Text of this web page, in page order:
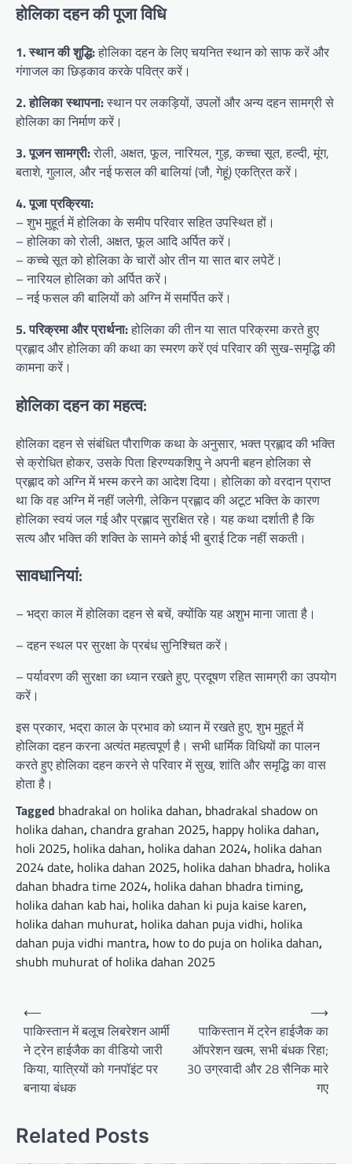
होलिका दहन की पूजा विधि
1. स्थान की शुद्धि:होलिका दहन के लिए चयनित स्थान को साफ करें और
गंगाजल का छिड़काव करके पवित्र करें।
2. होलिका स्थापना:स्थान पर लकड़ियों, उपलों और अन्य दहन सामग्री से
होलिका का निर्माण करें।
3. पूजन सामग्री:रोली, अक्षत, फूल, नारियल, गुड़, कच्चा सूत, हल्दी, मूंग,
बताशे, गुलाल, और नई फसल की बालियां (जौ, गेहूं) एकत्रित करें।
4. पूजा प्रक्रिया:
– शुभ मुहूर्त में होलिका के समीप परिवार सहित उपस्थित हों।
– होलिका को रोली, अक्षत, फूल आदि अर्पित करें।
– कच्चे सूत को होलिका के चारों ओर तीन या सात बार लपेटें।
– नारियल होलिका को अर्पित करें।
– नई फसल की बालियों को अग्नि में समर्पित करें।
5. परिक्रमा और प्रार्थना:होलिका की तीन या सात परिक्रमा करते हुए
प्रह्लाद और होलिका की कथा का स्मरण करें एवं परिवार की सुख-समृद्धि की
कामना करें।
होलिका दहन का महत्व:
होलिका दहन से संबंधित पौराणिक कथा के अनुसार, भक्त प्रह्लाद की भक्ति
से क्रोधित होकर, उसके पिता हिरण्यकशिपु ने अपनी बहन होलिका से
प्रह्लाद को अग्नि में भस्म करने का आदेश दिया। होलिका को वरदान प्राप्त
था कि वह अग्नि में नहीं जलेगी, लेकिन प्रह्लाद की अटूट भक्ति के कारण
होलिका स्वयं जल गई और प्रह्लाद सुरक्षित रहे। यह कथा दर्शाती है कि
सत्य और भक्ति की शक्ति के सामने कोई भी बुराई टिक नहीं सकती।
सावधानियां:
– भद्रा काल में होलिका दहन से बचें, क्योंकि यह अशुभ माना जाता है।
– दहन स्थल पर सुरक्षा के प्रबंध सुनिश्चित करें।
– पर्यावरण की सुरक्षा का ध्यान रखते हुए, प्रदूषण रहित सामग्री का उपयोग
करें।
इस प्रकार, भद्रा काल के प्रभाव को ध्यान में रखते हुए, शुभ मुहूर्त में
होलिका दहन करना अत्यंत महत्वपूर्ण है। सभी धार्मिक विधियों का पालन
करते हुए होलिका दहन करने से परिवार में सुख, शांति और समृद्धि का वास
होता है।
Tagged bhadrakal on holika dahan, bhadrakal shadow on
holika dahan,chandra grahan 2025, happy holika dahan,
holi 2025, holika dahan, holika dahan 2024, holika dahan
2024 date, holika dahan 2025, holika dahan bhadra, holika
dahan bhadra time 2024, holika dahan bhadra timing,
holika dahan kab hai, holika dahan ki puja kaise karen,
holika dahan muhurat, holika dahan puja vidhi, holika
dahan puja vidhi mantra, how to do puja on holika dahan,
shubh muhurat of holika dahan 2025
Post
navigation
⟵
पाकिस्तान में बलूच लिबरेशन आर्मी
ने ट्रेन हाईजैक का वीडियो जारी
किया, यात्रियों को गनपॉइंट पर
बनाया बंधक
पाकिस्तान में ट्रेन हाईजैक का
ऑपरेशन खत्म, सभी बंधक रिहा;
30 उग्रवादी और 28 सैनिक मारे
गए
⟶
Related Posts